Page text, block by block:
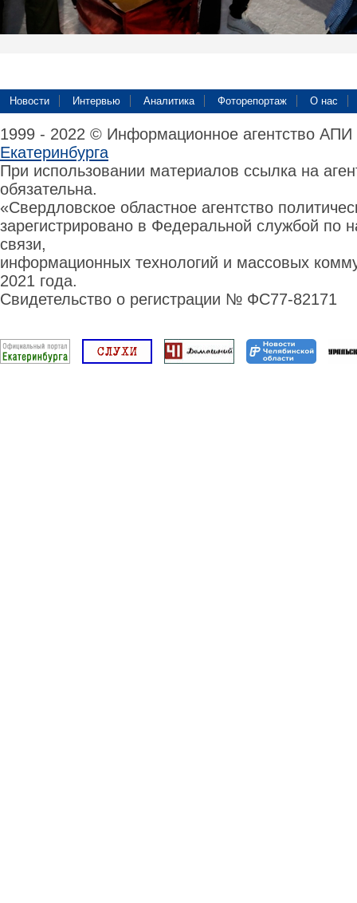
Новости Интервью Аналитика Фоторепортаж О нас
1999 - 2022 © Информационное агентство
Екатеринбурга
При использовании материалов ссылка на
обязательна.
«Свердловское областное агентство
зарегистрировано в Федеральной службой по
связи,
информационных технологий и массовых
2021 года.
Свидетельство о регистрации № ФС77-82171